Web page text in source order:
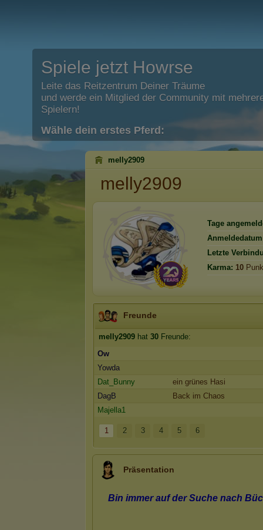
Spiele jetzt Howrse
Leite das Reitzentrum Deiner Träume
und werde ein Mitglied der Community mit
Spielern!
Wähle dein erstes Pferd:
melly2909
melly2909
Tage
Letzte
Karma: 10
Freunde
melly2909 hat 30 Freunde:
Ow
Yowda
Dat_Bunny
ein grünes Hasi
DagB
Back im Chaos
Majella1
1 2 3 4 5 6
Präsentation